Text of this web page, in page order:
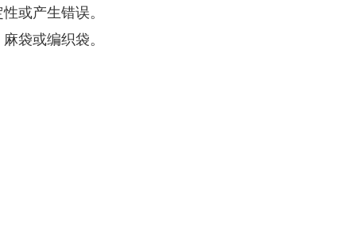
或产生错误。
袋或编织袋。